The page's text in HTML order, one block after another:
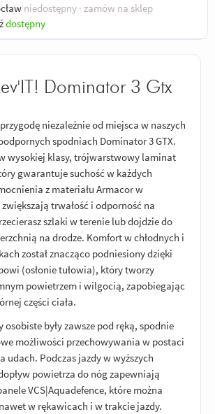
niedostępny · zamów na sklep
dostępny
Dominator 3 Gtx
niezależnie od miejsca w naszych
spodniach Dominator 3 GTX.
wysokiej klasy, trójwarstwowy laminat
gwarantuje suchość w każdych
z materiału Armacor w
trwałość i odporność na
szlaki w terenie lub dojdzie do
na drodze. Komfort w chłodnych i
został znacząco podniesiony dzięki
(osłonie tułowia), który tworzy
powietrzem i wilgocią, zapobiegając
części ciała.
osobiste były zawsze pod ręką, spodnie
możliwości przechowywania w postaci
udach. Podczas jazdy w wyższych
powietrza do nóg zapewniają
VCS|Aquadefence, które można
w rękawicach i w trakcie jazdy.